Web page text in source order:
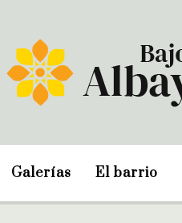
Galerías El barrio